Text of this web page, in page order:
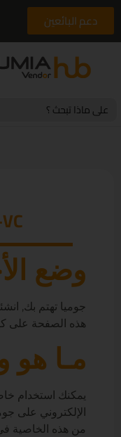
دعم البائعين
for:
VC-وضع الاجازة
وضع
جوميا تهتم بك,
هذه الصفحة على
مـا هو
يمكنك استخدام
الإلكتروني على
من هذه الخاصية في